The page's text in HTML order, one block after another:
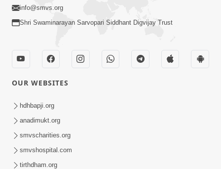
info@smvs.org
Shri Swaminarayan Sarvopari Siddhant Digvijay Trust
OUR WEBSITES
hdhbapji.org
anadimukt.org
smvscharities.org
smvshospital.com
tirthdham.org